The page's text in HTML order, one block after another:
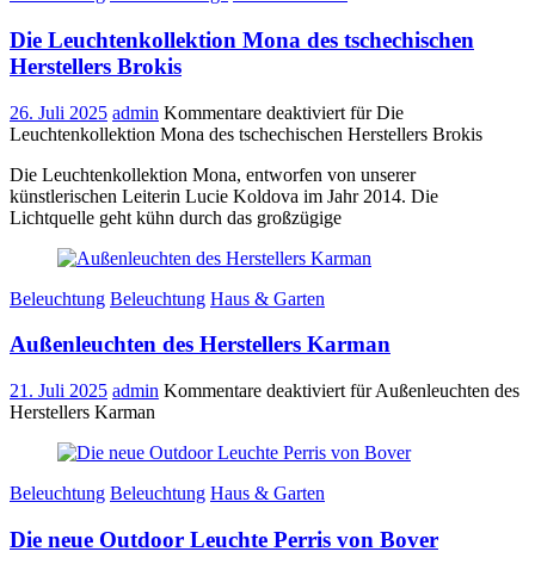
Die Leuchtenkollektion Mona des tschechischen
Herstellers Brokis
26. Juli 2025 admin Kommentare deaktiviert für Die
Leuchtenkollektion Mona des tschechischen Herstellers Brokis
Die Leuchtenkollektion Mona, entworfen von unserer
künstlerischen Leiterin Lucie Koldova im Jahr 2014. Die
Lichtquelle geht kühn durch das großzügige
Beleuchtung Beleuchtung Haus & Garten
Außenleuchten des Herstellers Karman
21. Juli 2025 admin Kommentare deaktiviert für Außenleuchten des
Herstellers Karman
Beleuchtung Beleuchtung Haus & Garten
Die neue Outdoor Leuchte Perris von Bover